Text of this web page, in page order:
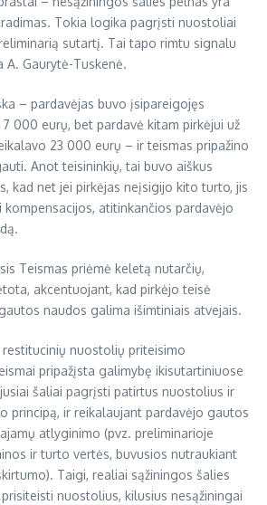
Tokia logika pagrįsti nuostoliai
sutartį. Tai tapo rimtu signalu
A. Gaurytė-Tuskenė.
– pardavėjas buvo įsipareigojęs
000 eurų, bet pardavė kitam pirkėjui už
23 000 eurų – ir teismas pripažino
Anot teisininkių, tai buvo aiškus
kad net jei pirkėjas neįsigijo kito turto, jis
atitinkančios pardavėjo
Teismas priėmė keletą nutarčių,
akcentuojant, kad pirkėjo teisė
naudos galima išimtiniais atvejais.
restitucinių nuostolių priteisimo
pripažįsta galimybę ikisutartiniuose
šaliai pagrįsti patirtus nuostolius ir
principą, ir reikalaujant pardavėjo gautos
atlyginimo (pvz. preliminarioje
ir turto vertės, buvusios nutraukiant
Taigi, realiai sąžiningos šalies
nuostolius, kilusius nesąžiningai